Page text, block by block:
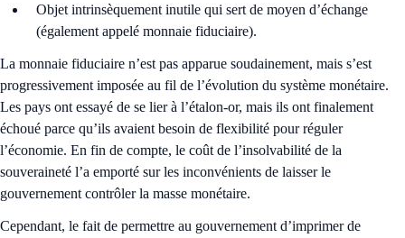
Objet intrinsèquement inutile qui sert de moyen d’échange
(également appelé monnaie fiduciaire).
La monnaie fiduciaire n’est pas apparue soudainement, mais s’est
progressivement imposée au fil de l’évolution du système monétaire.
Les pays ont essayé de se lier à l’étalon-or, mais ils ont finalement
échoué parce qu’ils avaient besoin de flexibilité pour réguler
l’économie. En fin de compte, le coût de l’insolvabilité de la
souveraineté l’a emporté sur les inconvénients de laisser le
gouvernement contrôler la masse monétaire.
Cependant, le fait de permettre au gouvernement d’imprimer de